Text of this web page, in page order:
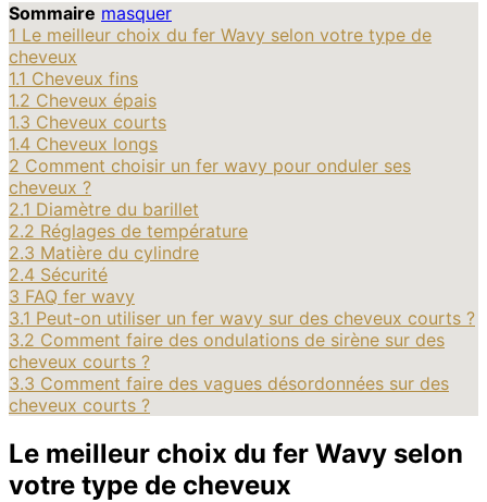
Sommaire masquer
1 Le meilleur choix du fer Wavy selon votre type de
cheveux
1.1 Cheveux fins
1.2 Cheveux épais
1.3 Cheveux courts
1.4 Cheveux longs
2 Comment choisir un fer wavy pour onduler ses
cheveux ?
2.1 Diamètre du barillet
2.2 Réglages de température
2.3 Matière du cylindre
2.4 Sécurité
3 FAQ fer wavy
3.1 Peut-on utiliser un fer wavy sur des cheveux courts ?
3.2 Comment faire des ondulations de sirène sur des
cheveux courts ?
3.3 Comment faire des vagues désordonnées sur des
cheveux courts ?
Le meilleur choix du fer Wavy selon
votre type de cheveux